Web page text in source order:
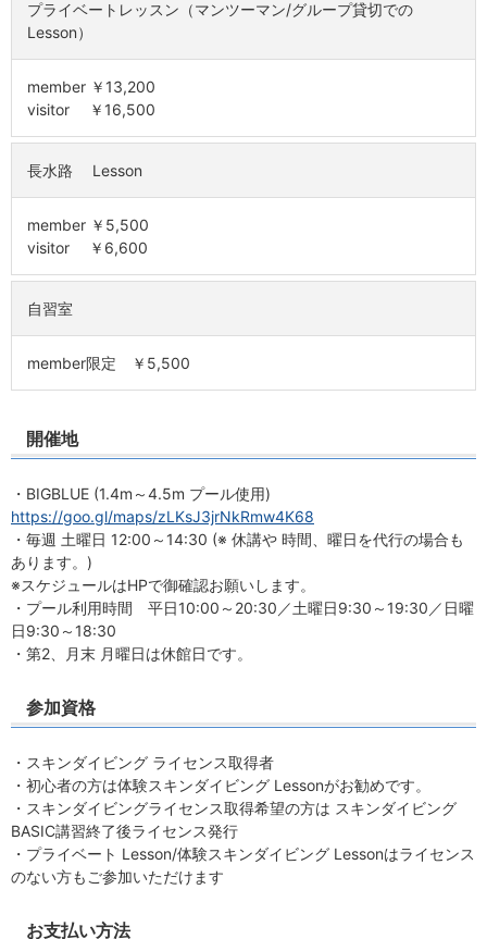
プライベートレッスン（マンツーマン/グループ貸切での
Lesson）
member ￥13,200
visitor ￥16,500
長水路 Lesson
member ￥5,500
visitor ￥6,600
自習室
member限定 ￥5,500
開催地
・BIGBLUE (1.4m～4.5m プール使用)
https://goo.gl/maps/zLKsJ3jrNkRmw4K68
・毎週 土曜日 12:00～14:30 (※ 休講や 時間、曜日を代行の場合も
あります。)
※スケジュールはHPで御確認お願いします。
・プール利用時間 平日10:00～20:30／土曜日9:30～19:30／日曜
日9:30～18:30
・第2、月末 月曜日は休館日です。
参加資格
・スキンダイビング ライセンス取得者
・初心者の方は体験スキンダイビング Lessonがお勧めです。
・スキンダイビングライセンス取得希望の方は スキンダイビング
BASIC講習終了後ライセンス発行
・プライベート Lesson/体験スキンダイビング Lessonはライセンス
のない方もご参加いただけます
お支払い方法